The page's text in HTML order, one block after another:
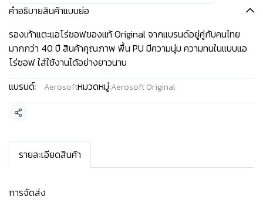
คำอธิบายสินค้าแบบย่อ
รองเท้าแตะแอโร่ซอฟของแท้ Original จากแบรนด์อยู่คู่กับคนไทย
มากกว่า 40 ปี สินค้าคุณภาพ พื้น PU มีความนุ่ม ความทนในแบบแอ
โร่ซอฟ ใส่ใช้งานได้อย่างยาวนาน
แบรนด์:
Aerosoftหมวดหมู่:Aerosoft Original
แชร์
รายละเอียดสินค้า
การจัดส่ง